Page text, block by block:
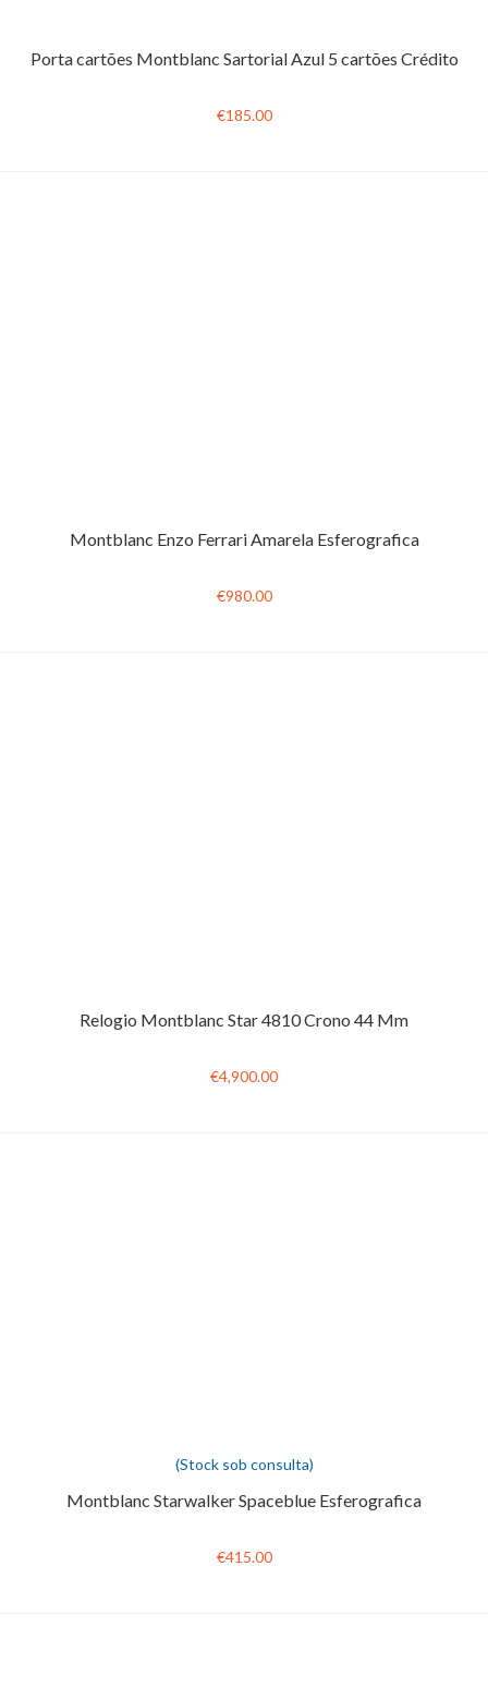
Porta cartões Montblanc Sartorial Azul 5 cartões Crédito
€185.00
Montblanc Enzo Ferrari Amarela Esferografica
€980.00
Relogio Montblanc Star 4810 Crono 44 Mm
€4,900.00
(Stock sob consulta)
Montblanc Starwalker Spaceblue Esferografica
€415.00